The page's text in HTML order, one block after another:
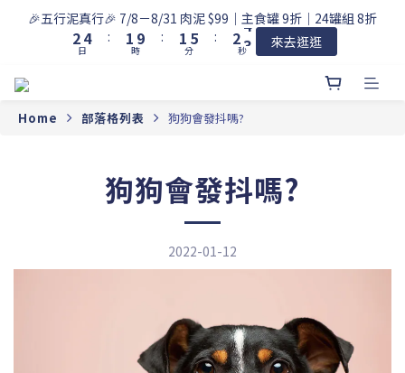
🎉五行泥真行🎉 7/8－8/31 肉泥 $99｜主食罐 9折｜24罐組 8折
3
2
1
5
4
3
0
日
:
2
1
0
9
8
5
2
1
時
:
2
1
0
6
5
4
1
分
:
3
2
1
4
3
2
秒 來去逛逛
Home 部落格列表 狗狗會發抖嗎?
狗狗會發抖嗎?
2022-01-12